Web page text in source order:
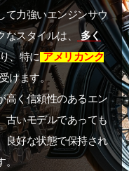
て力強いエンジンサウ
スタイルは、
多く
、特に アメリカンク
けます。
高く信頼性のあるエン
古いモデルであっても
良好な状態で保持され
。